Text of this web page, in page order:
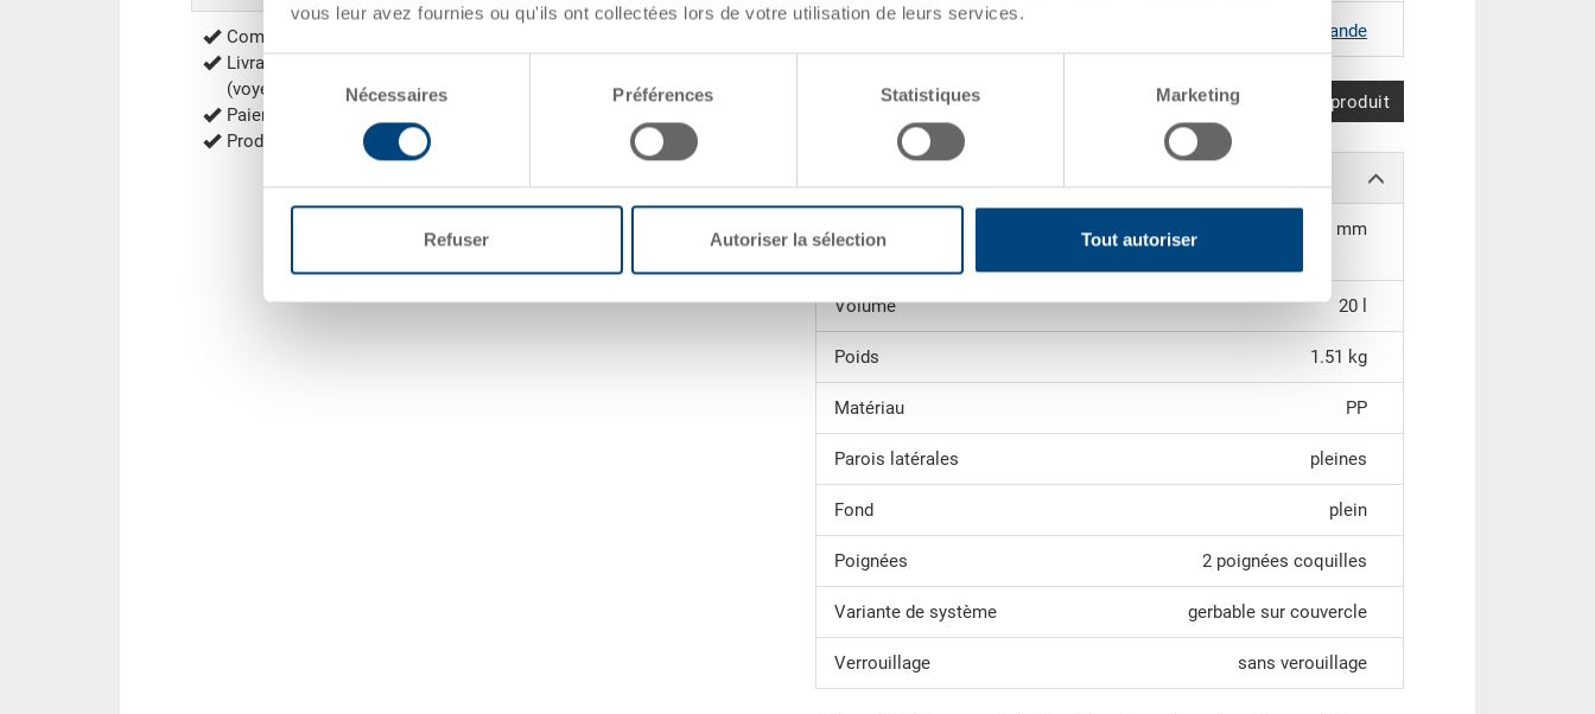
vous leur avez fournies ou qu'ils ont collectées lors de votre utilisation de leurs services.
Sélection
du
consentement
Nécessaires Préférences Statistiques Marketing
Refuser Autoriser la sélection Tout autoriser
Commande sûre avec cryptage
Livraison gratuite à partir de 1‘000 CHF valeur net
(voyez exceptionsfrais de port
Paiement contre facture, Paiement d'avance
Production durable au rendement énergétique élevé
Coloris: Coloris supplémentaires sur demande
Demander une offre Comparer le produit
Dimensions
359 x 259 x 217 mm
Volume 20 l
Poids 1.51 kg
Matériau PP
Parois latérales pleines
Fond plein
Poignées 2 poignées coquilles
Variante de système gerbable sur couvercle
Verrouillage sans verouillage